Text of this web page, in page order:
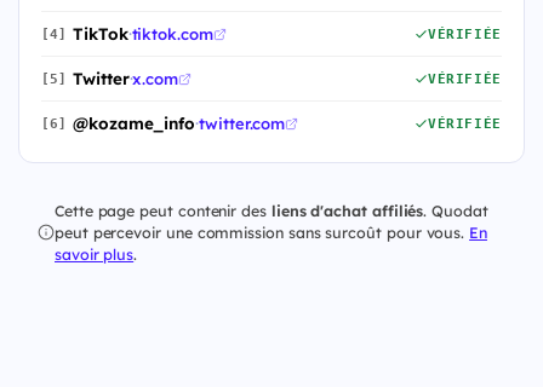
[4] TikTok·tiktok.com VÉRIFIÉE
[5] Twitter·x.com VÉRIFIÉE
[6] @kozame_info·twitter.com VÉRIFIÉE
Cette page peut contenir des liens d'achat affiliés. Quodat
peut percevoir une commission sans surcoût pour vous. En
savoir plus.